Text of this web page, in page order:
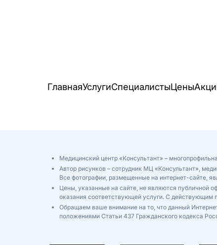
ГлавнаяУслугиСпециалистыЦены
Медицинский центр «Консультант» –
Автор рисунков – сотрудник МЦ «Консультант»,
Все фотографии, размещенные на интернет-сайте,
Цены, указанные на сайте, не являются публичной
оказания соответствующей услуги. С
Обращаем ваше внимание на то, что данный
положениями Статьи 437 Гражданского кодекса